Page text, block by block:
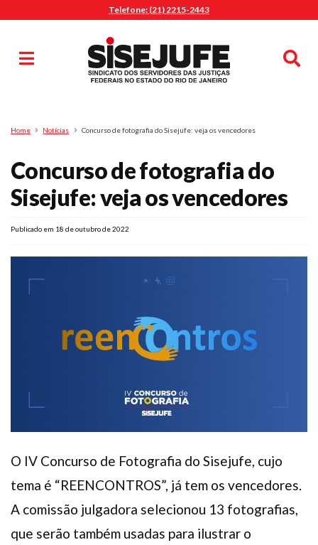
Telefone: (21) 2215-2443
Pesquisa
Home Notícias Concurso de fotografia do Sisejufe: veja os vencedores
Concurso de fotografia do
Sisejufe: veja os vencedores
Publicado em 18 de outubro de 2022
O IV Concurso de Fotografia do Sisejufe, cujo
tema é “REENCONTROS”, já tem os vencedores.
A comissão julgadora selecionou 13 fotografias,
que serão também usadas para ilustrar o
MENU
Sindicalize-se
Diretoria
O Sindicato
Agenda
Casa do Alto
Sede Campestre
Gympass Wellhub
Plano de Saúde
Assistência Funeral
Twitter Youtube